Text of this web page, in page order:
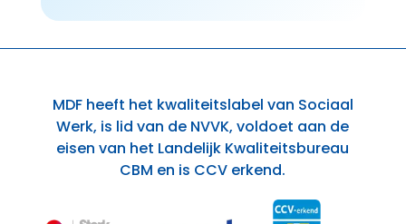
MDF heeft het kwaliteitslabel van Sociaal
Werk, is lid van de NVVK, voldoet aan de
eisen van het Landelijk Kwaliteitsbureau
CBM en is CCV erkend.